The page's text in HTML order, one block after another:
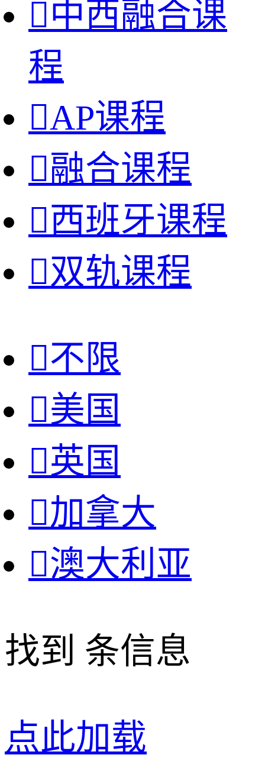
中西融合课
程
AP课程
融合课程
西班牙课程
双轨课程
不限
美国
英国
加拿大
澳大利亚
找到 条信息
点此加载